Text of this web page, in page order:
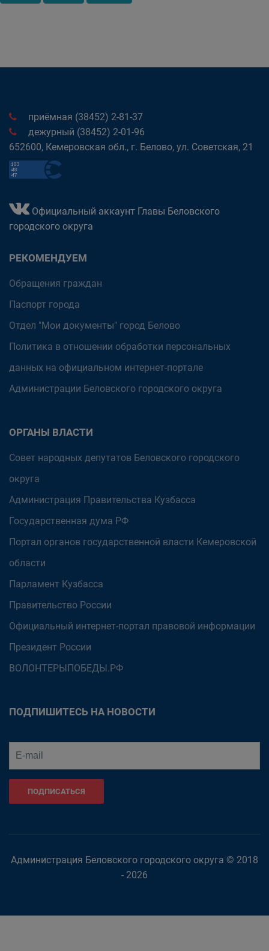
приёмная (38452) 2-81-37
дежурный (38452) 2-01-96
652600, Кемеровская обл., г. Белово, ул. Советская, 21
Официальный аккаунт Главы Беловского
городского округа
РЕКОМЕНДУЕМ
Обращения граждан
Паспорт города
Отдел "Мои документы" город Белово
Политика в отношении обработки персональных
данных на официальном интернет-портале
Администрации Беловского городского округа
ОРГАНЫ ВЛАСТИ
Совет народных депутатов Беловского городского
округа
Администрация Правительства Кузбасса
Государственная дума РФ
Портал органов государственной власти Кемеровской
области
Парламент Кузбасса
Правительство России
Официальный интернет-портал правовой информации
Президент России
ВОЛОНТЕРЫПОБЕДЫ.РФ
ПОДПИШИТЕСЬ НА НОВОСТИ
ПОДПИСАТЬСЯ
Администрация Беловского городского округа © 2018
- 2026